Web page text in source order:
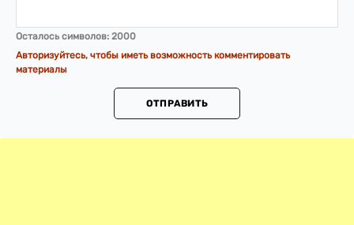
Осталось символов: 2000
Авторизуйтесь, чтобы иметь возможность комментировать
материалы
ОТПРАВИТЬ